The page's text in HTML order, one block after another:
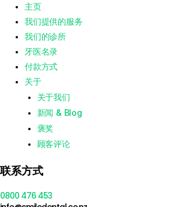
主页
我们提供的服务
我们的诊所
牙医名录
付款方式
关于
关于我们
新闻 & Blog
褒奖
顾客评论
联系方式
0800 476 453